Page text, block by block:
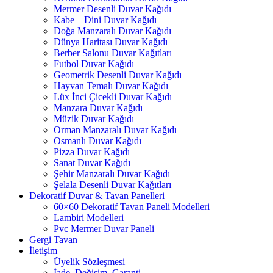
Mermer Desenli Duvar Kağıdı
Kabe – Dini Duvar Kağıdı
Doğa Manzaralı Duvar Kağıdı
Dünya Haritası Duvar Kağıdı
Berber Salonu Duvar Kağıtları
Futbol Duvar Kağıdı
Geometrik Desenli Duvar Kağıdı
Hayvan Temalı Duvar Kağıdı
Lüx İnci Çicekli Duvar Kağıdı
Manzara Duvar Kağıdı
Müzik Duvar Kağıdı
Orman Manzaralı Duvar Kağıdı
Osmanlı Duvar Kağıdı
Pizza Duvar Kağıdı
Sanat Duvar Kağıdı
Şehir Manzaralı Duvar Kağıdı
Şelala Desenli Duvar Kağıtları
Dekoratif Duvar & Tavan Panelleri
60×60 Dekoratif Tavan Paneli Modelleri
Lambiri Modelleri
Pvc Mermer Duvar Paneli
Gergi Tavan
İletişim
Üyelik Sözleşmesi